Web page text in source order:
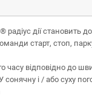
дії становить
старт, стоп,
відповідно до
і / або суху